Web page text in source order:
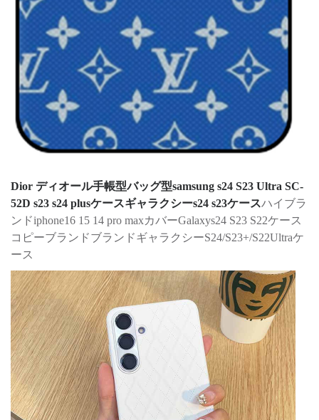
Dior ディオール手帳型バッグ型samsung s24 S23 Ultra SC-
52D s23 s24 plusケースギャラクシーs24 s23ケースハイブラ
ンドiphone16 15 14 pro maxカバーGalaxys24 S23 S22ケース
コピーブランドブランドギャラクシーS24/S23+/S22Ultraケ
ース